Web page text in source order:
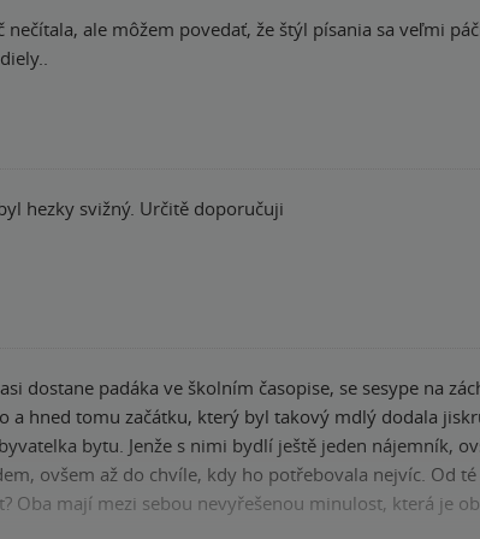
že štýl písania sa veľmi páčil. Postavy sú veľmi sympatické.
hezky svižný. Určitě doporučuji
dostane padáka ve školním časopise, se sesype na
a hned tomu začátku, který byl takový mdlý dodala
bytu. Jenže s nimi bydlí ještě jeden nájemník,
ovšem až do chvíle, kdy ho potřebovala nejvíc. Od té doby
Oba mají mezi sebou nevyřešenou minulost, která je
duše, milovník knížek a tvořitel krásných